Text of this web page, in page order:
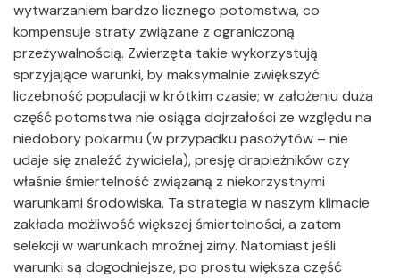
wytwarzaniem bardzo licznego potomstwa, co
kompensuje straty związane z ograniczoną
przeżywalnością. Zwierzęta takie wykorzystują
sprzyjające warunki, by maksymalnie zwiększyć
liczebność populacji w krótkim czasie; w założeniu duża
część potomstwa nie osiąga dojrzałości ze względu na
niedobory pokarmu (w przypadku pasożytów – nie
udaje się znaleźć żywiciela), presję drapieżników czy
właśnie śmiertelność związaną z niekorzystnymi
warunkami środowiska. Ta strategia w naszym klimacie
zakłada możliwość większej śmiertelności, a zatem
selekcji w warunkach mroźnej zimy. Natomiast jeśli
warunki są dogodniejsze, po prostu większa część